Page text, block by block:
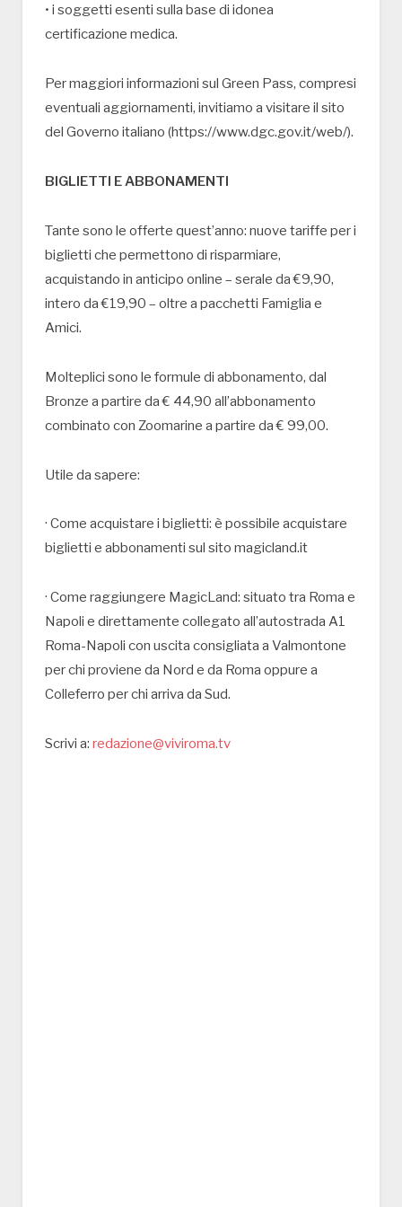
• i soggetti esenti sulla base di idonea
certificazione medica.
Per maggiori informazioni sul Green Pass, compresi
eventuali aggiornamenti, invitiamo a visitare il sito
del Governo italiano (https://www.dgc.gov.it/web/).
BIGLIETTI E ABBONAMENTI
Tante sono le offerte quest’anno: nuove tariffe per i
biglietti che permettono di risparmiare,
acquistando in anticipo online – serale da €9,90,
intero da €19,90 – oltre a pacchetti Famiglia e
Amici.
Molteplici sono le formule di abbonamento, dal
Bronze a partire da € 44,90 all’abbonamento
combinato con Zoomarine a partire da € 99,00.
Utile da sapere:
· Come acquistare i biglietti: è possibile acquistare
biglietti e abbonamenti sul sito magicland.it
· Come raggiungere MagicLand: situato tra Roma e
Napoli e direttamente collegato all’autostrada A1
Roma-Napoli con uscita consigliata a Valmontone
per chi proviene da Nord e da Roma oppure a
Colleferro per chi arriva da Sud.
Scrivi a: redazione@viviroma.tv